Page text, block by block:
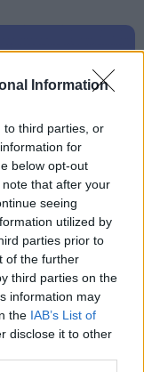
Information
to third parties, or
for
below opt-out
that after your
seeing
utilized by
parties prior to
of the further
third parties on the
information may
the IAB’s List of
disclose it to other
σε 2